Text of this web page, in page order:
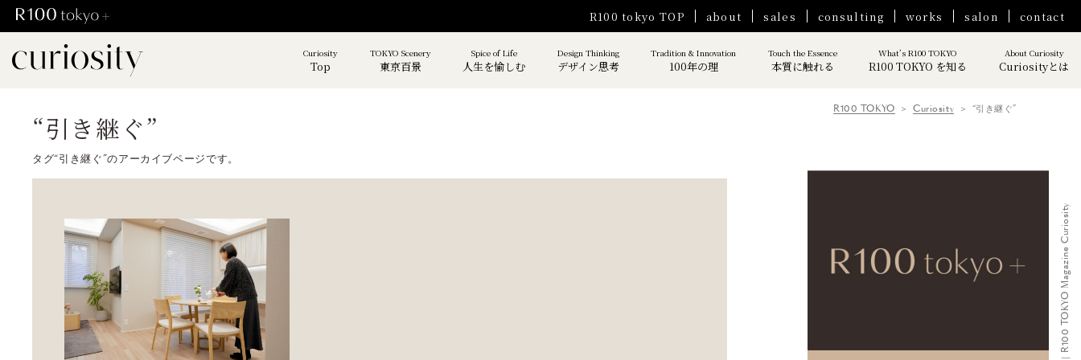
R100 tokyo TOP about sales consulting works salon contact
Curiosity
Top
TOKYO Scenery
東京百景
Spice of Life
人生を愉しむ
Design Thinking
デザイン思考
Tradition & Innovation
100年の理
Touch the Essence
本質に触れる
What’s R100 TOKYO
R100 TOKYO を知る
About Curiosity
Curiosityとは
R100 TOKYO Curiosity “引き継ぐ”
“引き継ぐ”
タグ“引き継ぐ”のアーカイブページです。
“引き継ぐ”｜R100 TOKYO Magazine Curiosity